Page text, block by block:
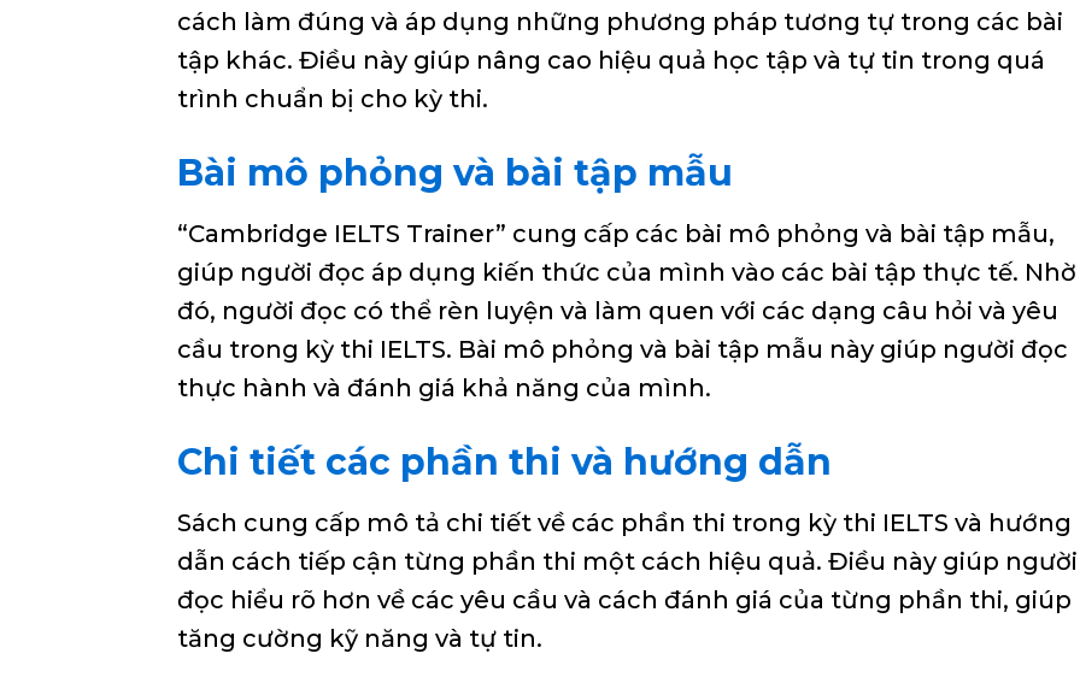
cách làm đúng và áp dụng những phương pháp tương tự trong các bài
tập khác. Điều này giúp nâng cao hiệu quả học tập và tự tin trong quá
trình chuẩn bị cho kỳ thi.
Bài mô phỏng và bài tập mẫu
“Cambridge IELTS Trainer” cung cấp các bài mô phỏng và bài tập mẫu,
giúp người đọc áp dụng kiến thức của mình vào các bài tập thực tế. Nhờ
đó, người đọc có thể rèn luyện và làm quen với các dạng câu hỏi và yêu
cầu trong kỳ thi IELTS. Bài mô phỏng và bài tập mẫu này giúp người đọc
thực hành và đánh giá khả năng của mình.
Chi tiết các phần thi và hướng dẫn
Sách cung cấp mô tả chi tiết về các phần thi trong kỳ thi IELTS và hướng
dẫn cách tiếp cận từng phần thi một cách hiệu quả. Điều này giúp người
đọc hiểu rõ hơn về các yêu cầu và cách đánh giá của từng phần thi, giúp
tăng cường kỹ năng và tự tin.